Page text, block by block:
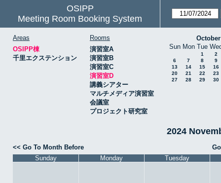
OSIPP
Meeting Room Booking System
Areas
OSIPP棟
千里エクステンション
Rooms
演習室A
演習室B
演習室C
演習室D
講義シアター
マルチメディア演習室
会議室
プロジェクト研究室
Sun Mon Tue
1
2
6
7 8
9
13
14 15
16
20
21 22
23
27
28 29 30
2024
<< Go To Month Before
Sunday
Monday Tuesday